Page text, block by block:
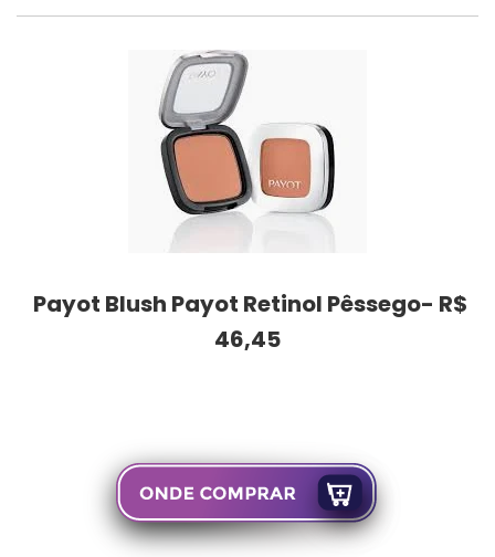
Payot Blush Payot Retinol Pêssego- R$
46,45